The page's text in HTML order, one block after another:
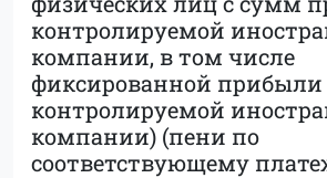
контролируемой
компании, в том числе
фиксированной прибыли
контролируемой
компании) (пени по
соответствующему